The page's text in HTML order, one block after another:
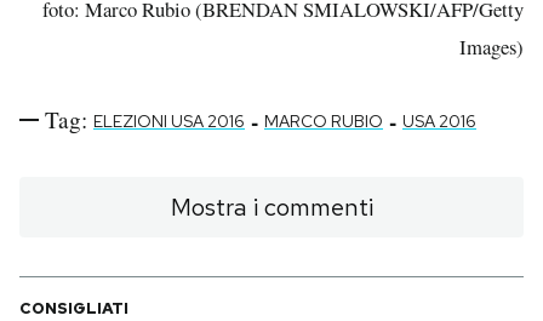
foto: Marco Rubio (BRENDAN SMIALOWSKI/AFP/Getty
Images)
Tag: ELEZIONI USA 2016 - MARCO RUBIO - USA 2016
Mostra i commenti
CONSIGLIATI